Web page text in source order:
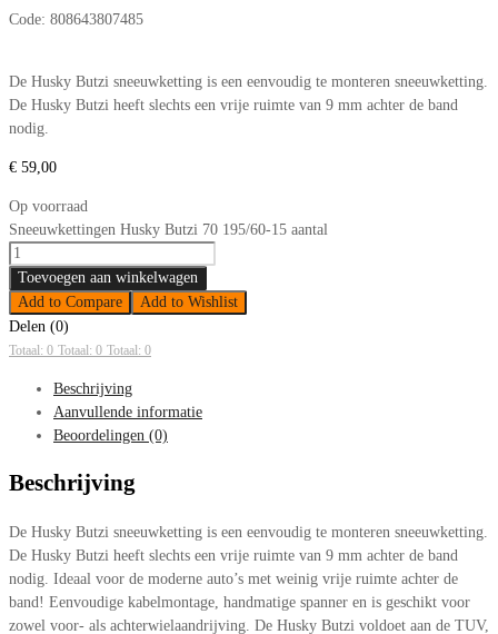
Code: 808643807485
De Husky Butzi sneeuwketting is een eenvoudig te monteren sneeuwketting.
De Husky Butzi heeft slechts een vrije ruimte van 9 mm achter de band
nodig.
€ 59,00
Op voorraad
Sneeuwkettingen Husky Butzi 70 195/60-15 aantal
Toevoegen aan winkelwagen
Add to Compare
Add to Wishlist
Delen (0)
Totaal: 0 Totaal: 0 Totaal: 0
Beschrijving
Aanvullende informatie
Beoordelingen (0)
Beschrijving
De Husky Butzi sneeuwketting is een eenvoudig te monteren sneeuwketting.
De Husky Butzi heeft slechts een vrije ruimte van 9 mm achter de band
nodig. Ideaal voor de moderne auto’s met weinig vrije ruimte achter de
band! Eenvoudige kabelmontage, handmatige spanner en is geschikt voor
zowel voor- als achterwielaandrijving. De Husky Butzi voldoet aan de TUV,